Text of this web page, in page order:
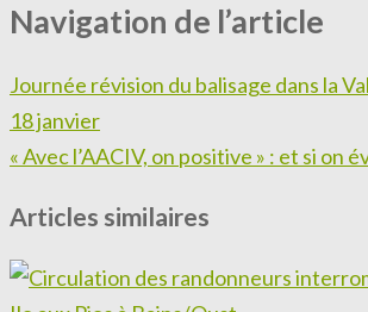
Navigation de l’article
Journée révision du balisage dans la
18 janvier
« Avec l’AACIV, on positive » : et si on
Articles similaires